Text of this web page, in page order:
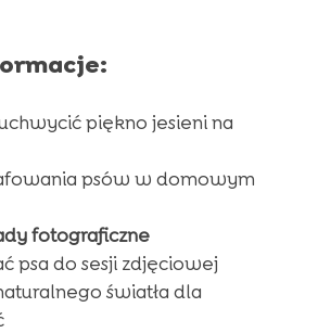
psa do współpracy
i dobrej zabawy
piękno jesieni na
psów w domowym
fotograficzne
psa do sesji zdjęciowej
światła dla